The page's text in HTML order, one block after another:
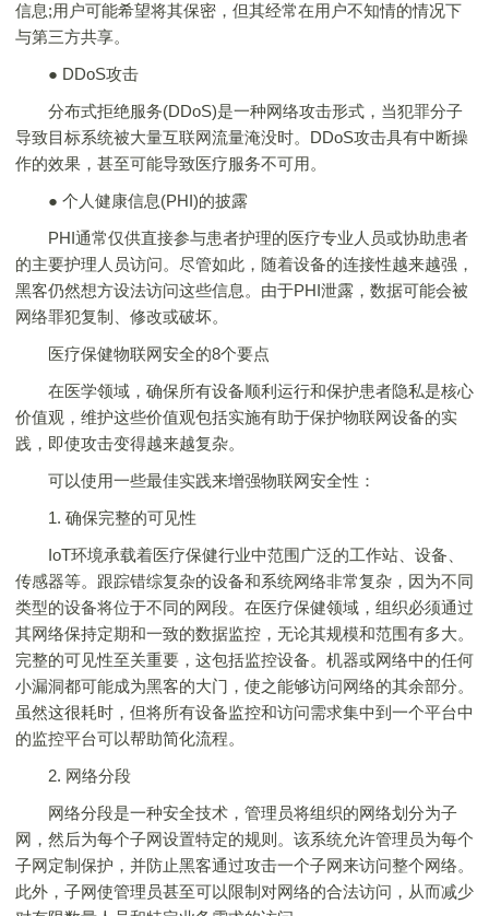
信息;用户可能希望将其保密，但其经常在用户不知情的情况下
与第三方共享。
● DDoS攻击
分布式拒绝服务(DDoS)是一种网络攻击形式，当犯罪分子
导致目标系统被大量互联网流量淹没时。DDoS攻击具有中断操
作的效果，甚至可能导致医疗服务不可用。
● 个人健康信息(PHI)的披露
PHI通常仅供直接参与患者护理的医疗专业人员或协助患者
的主要护理人员访问。尽管如此，随着设备的连接性越来越强，
黑客仍然想方设法访问这些信息。由于PHI泄露，数据可能会被
网络罪犯复制、修改或破坏。
医疗保健物联网安全的8个要点
在医学领域，确保所有设备顺利运行和保护患者隐私是核心
价值观，维护这些价值观包括实施有助于保护物联网设备的实
践，即使攻击变得越来越复杂。
可以使用一些最佳实践来增强物联网安全性：
1. 确保完整的可见性
IoT环境承载着医疗保健行业中范围广泛的工作站、设备、
传感器等。跟踪错综复杂的设备和系统网络非常复杂，因为不同
类型的设备将位于不同的网段。在医疗保健领域，组织必须通过
其网络保持定期和一致的数据监控，无论其规模和范围有多大。
完整的可见性至关重要，这包括监控设备。机器或网络中的任何
小漏洞都可能成为黑客的大门，使之能够访问网络的其余部分。
虽然这很耗时，但将所有设备监控和访问需求集中到一个平台中
的监控平台可以帮助简化流程。
2. 网络分段
网络分段是一种安全技术，管理员将组织的网络划分为子
网，然后为每个子网设置特定的规则。该系统允许管理员为每个
子网定制保护，并防止黑客通过攻击一个子网来访问整个网络。
此外，子网使管理员甚至可以限制对网络的合法访问，从而减少